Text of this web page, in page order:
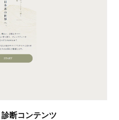
診断コンテンツ